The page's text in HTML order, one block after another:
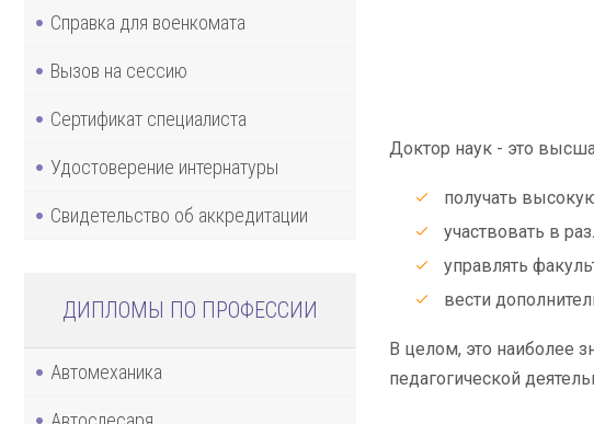
Справка для военкомата
Вызов на сессию
Сертификат специалиста
Удостоверение интернатуры
Свидетельство об аккредитации
ДИПЛОМЫ ПО ПРОФЕССИИ
Автомеханика
Доктор наук - это
получать
участвовать в
управлять
вести
В целом, это наиболее
педагогической